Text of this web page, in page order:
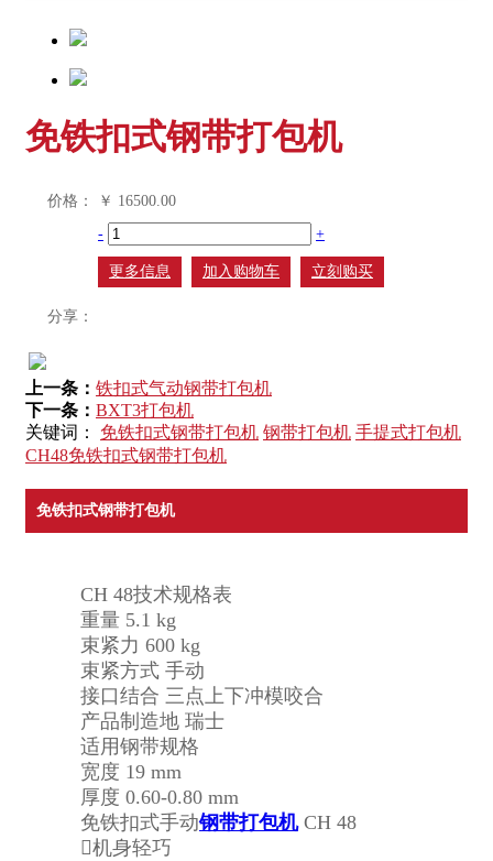
免铁扣式钢带打包机
价格： ￥ 16500.00
-
+
更多信息 加入购物车 立刻购买
分享：
上一条： 铁扣式气动钢带打包机
下一条： BXT3打包机
关键词： 免铁扣式钢带打包机 钢带打包机 手提式打包机
CH48免铁扣式钢带打包机
免铁扣式钢带打包机
CH 48技术规格表
重量 5.1 kg
束紧力 600 kg
束紧方式 手动
接口结合 三点上下冲模咬合
产品制造地 瑞士
适用钢带规格
宽度 19 mm
厚度 0.60-0.80 mm
免铁扣式手动钢带打包机CH 48
机身轻巧